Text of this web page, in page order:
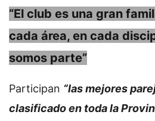
“El club es una gran
cada área, en cada
somos parte”
Participan “las mejores
clasificado en toda la